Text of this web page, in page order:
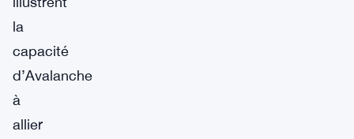
la
capacité
d’Avalanche
à
allier